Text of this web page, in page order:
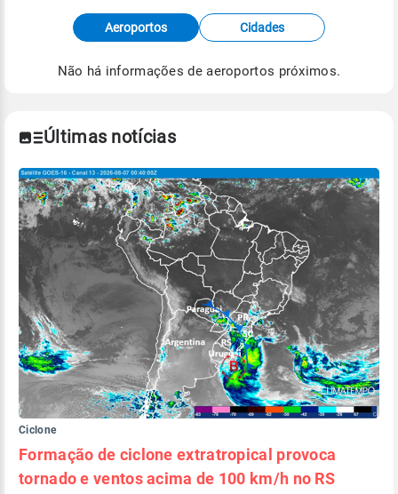
Fonte: dados combinados de estações
meteorológicas e satélite do Centro de Previsão
de Tempo e Estudos Climáticos (CPTEC).
Aeroportos Cidades
Não há informações de aeroportos próximos.
Últimas notícias
Ciclone
Formação de ciclone extratropical provoca
tornado e ventos acima de 100 km/h no RS